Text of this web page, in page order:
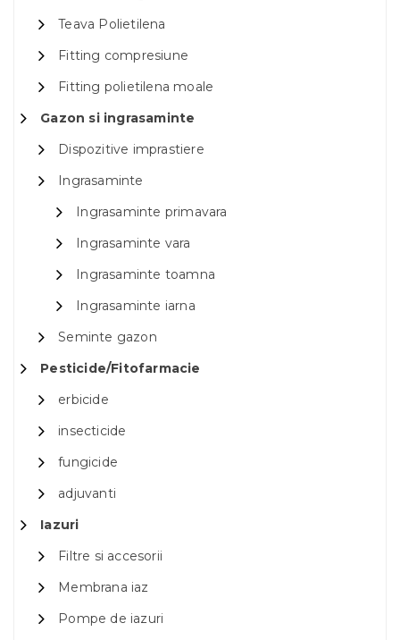
Teava Polietilena
Fitting compresiune
Fitting polietilena moale
Gazon si ingrasaminte
Dispozitive imprastiere
Ingrasaminte
Ingrasaminte primavara
Ingrasaminte vara
Ingrasaminte toamna
Ingrasaminte iarna
Seminte gazon
Pesticide/Fitofarmacie
erbicide
insecticide
fungicide
adjuvanti
Iazuri
Filtre si accesorii
Membrana iaz
Pompe de iazuri